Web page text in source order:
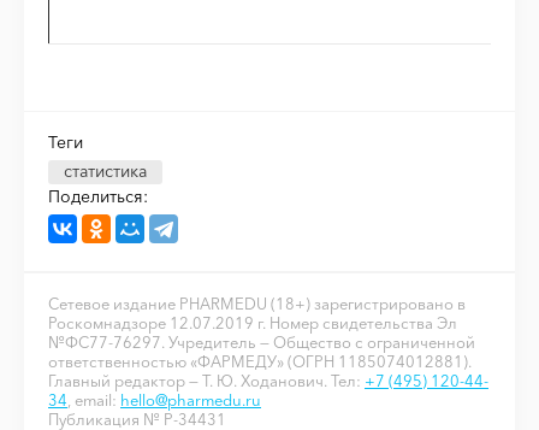
Теги
статистика
Поделиться:
Сетевое издание PHARMEDU (18+) зарегистрировано в
Роскомнадзоре 12.07.2019 г. Номер свидетельства Эл
№ФС77-76297. Учредитель — Общество с ограниченной
ответственностью «ФАРМЕДУ» (ОГРН 1185074012881).
Главный редактор — Т. Ю. Ходанович. Тел: +7 (495) 120-44-
34 , email: hello@pharmedu.ru
Публикация № P-34431